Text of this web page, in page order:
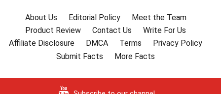
About Us Editorial Policy
Meet the Team
Product Review
Contact Us
Write For Us
Affiliate Disclosure
DMCA Terms
Privacy Policy
Submit Facts
More Facts